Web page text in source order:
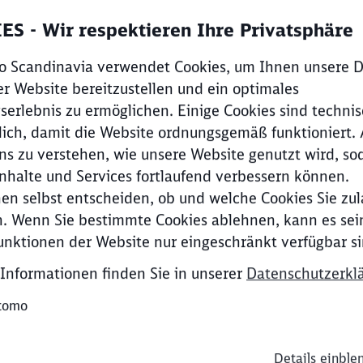
Rückruf
- Wir respektieren Ihre Privatsphäre
Scandinavia verwendet Cookies, um Ihnen unsere
Website bereitzustellen und ein optimales
zu ermöglichen. Einige Cookies sind
damit die Website ordnungsgemäß funktioniert.
zu verstehen, wie unsere Website genutzt wird,
und Services fortlaufend verbessern können.
selbst entscheiden, ob und welche Cookies Sie
Wenn Sie bestimmte Cookies ablehnen, kann es
der Website nur eingeschränkt verfügbar
finden Sie in unserer
Details
Kontaktieren Sie uns
Instandhaltungsservice anfordern
Möchten Sie zuweitergeleitet werden?
Abbrechen Weiter